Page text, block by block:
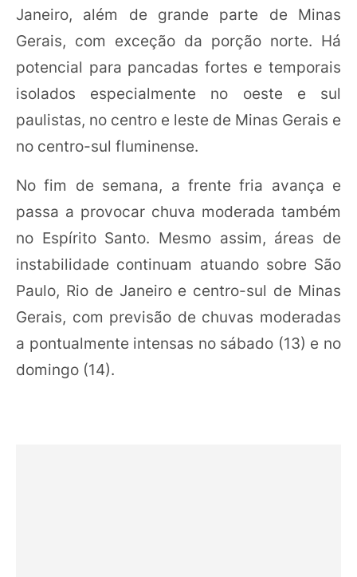
Janeiro, além de grande parte de Minas
Gerais, com exceção da porção norte. Há
potencial para pancadas fortes e temporais
isolados especialmente no oeste e sul
paulistas, no centro e leste de Minas Gerais e
no centro-sul fluminense.
No fim de semana, a frente fria avança e
passa a provocar chuva moderada também
no Espírito Santo. Mesmo assim, áreas de
instabilidade continuam atuando sobre São
Paulo, Rio de Janeiro e centro-sul de Minas
Gerais, com previsão de chuvas moderadas
a pontualmente intensas no sábado (13) e no
domingo (14).